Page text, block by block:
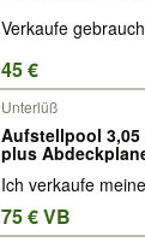
Verkaufe
45 €
Unterlüß
Aufstellpool 3,05
plus
Ich verkaufe
75 € VB